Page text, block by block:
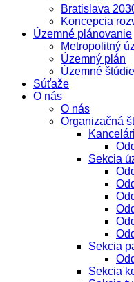
Bratislava
Koncepcia
Územné plánovanie
Metropolitný
Územný plán
Územné štúdie
Súťaže
O nás
O nás
Organizačná
Sekcia
Sekcia
Sekcia